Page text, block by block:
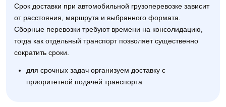
Срок доставки при автомобильной грузоперевозке зависит
от расстояния, маршрута и выбранного формата.
Сборные перевозки требуют времени на консолидацию,
тогда как отдельный транспорт позволяет существенно
сократить сроки.
для срочных задач организуем доставку с
приоритетной подачей транспорта